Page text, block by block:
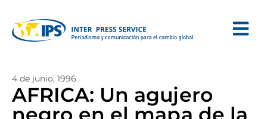
4 de junio, 1996
AFRICA: Un agujero
negro en el mapa de la